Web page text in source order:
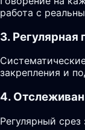
работа с
3. Регулярная
закрепления и
4.
Регулярный